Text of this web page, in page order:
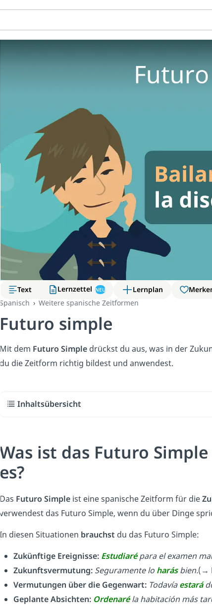
Text Lernzettel NEU Lernplan
Spanisch
Weitere spanische Zeitformen
Futuro simple
Mit dem Futuro Simple drückst du aus, was in der
du die Zeitform richtig bildest und anwendest.
Inhaltsübersicht
Was ist das Futuro
es?
Das Futuro Simple ist eine spanische Zeitform für die
verwendest das Futuro Simple, wenn du über Dinge
In diesen Situationen brauchst du das Futuro Simple:
Zukünftige Ereignisse: Estudiarépara el examen
Zukunftsvermutung: Seguramente lo harásbien.(→
Vermutungen über die Gegenwart: Todavíaestará
Geplante Absichten: Ordenaréla habitación más